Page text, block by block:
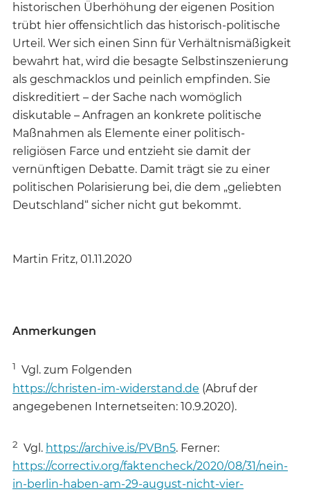
historischen Überhöhung der eigenen Position
trübt hier offensichtlich das historisch-politische
Urteil. Wer sich einen Sinn für Verhältnismäßigkeit
bewahrt hat, wird die besagte Selbstinszenierung
als geschmacklos und peinlich empfinden. Sie
diskreditiert – der Sache nach womöglich
diskutable – Anfragen an konkrete politische
Maßnahmen als Elemente einer politisch-
religiösen Farce und entzieht sie damit der
vernünftigen Debatte. Damit trägt sie zu einer
politischen Polarisierung bei, die dem „geliebten
Deutschland“ sicher nicht gut bekommt.
Martin Fritz, 01.11.2020
Anmerkungen
1 Vgl. zum Folgenden
https://christen-im-widerstand.de (Abruf der
angegebenen Internetseiten: 10.9.2020).
2 Vgl. https://archive.is/PVBn5. Ferner:
https://correctiv.org/faktencheck/2020/08/31/nein-
in-berlin-haben-am-29-august-nicht-vier-